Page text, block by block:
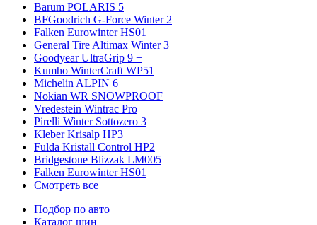
Barum POLARIS 5
BFGoodrich G-Force Winter 2
Falken Eurowinter HS01
General Tire Altimax Winter 3
Goodyear UltraGrip 9 +
Kumho WinterCraft WP51
Michelin ALPIN 6
Nokian WR SNOWPROOF
Vredestein Wintrac Pro
Pirelli Winter Sottozero 3
Kleber Krisalp HP3
Fulda Kristall Control HP2
Bridgestone Blizzak LM005
Falken Eurowinter HS01
Смотреть все
Подбор по авто
Каталог шин